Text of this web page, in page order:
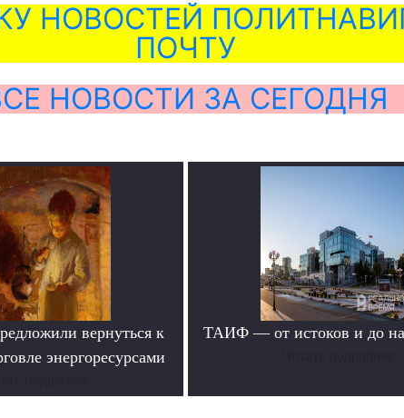
НОВОСТЕЙ
ПОЧТУ
НОВОСТИ ЗА СЕГОДНЯ
вернуться к
энергоресурсами
ТАИФ — от истоков и до